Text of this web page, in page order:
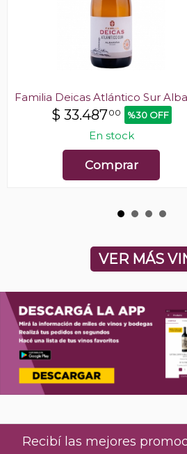
Familia Deicas Atlántico Sur
$ 33.48700 %30 OFF
En stock
Comprar
VER MÁS
Recibí las mejores